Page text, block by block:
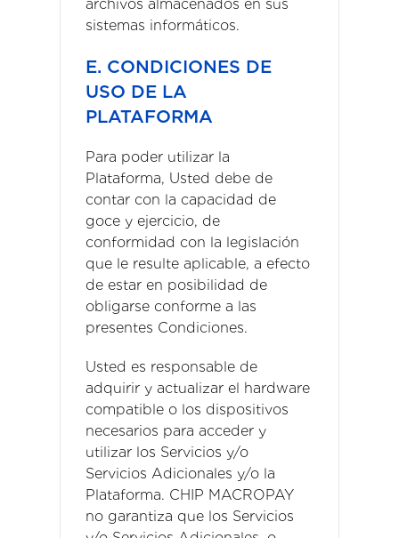
archivos almacenados en sus
sistemas informáticos.
E. CONDICIONES DE
USO DE LA
PLATAFORMA
Para poder utilizar la
Plataforma, Usted debe de
contar con la capacidad de
goce y ejercicio, de
conformidad con la legislación
que le resulte aplicable, a efecto
de estar en posibilidad de
obligarse conforme a las
presentes Condiciones.
Usted es responsable de
adquirir y actualizar el hardware
compatible o los dispositivos
necesarios para acceder y
utilizar los Servicios y/o
Servicios Adicionales y/o la
Plataforma. CHIP MACROPAY
no garantiza que los Servicios